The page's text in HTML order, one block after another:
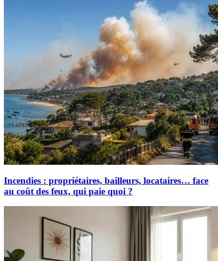
Incendies : propriétaires, bailleurs, locataires… face
au coût des feux, qui paie quoi ?